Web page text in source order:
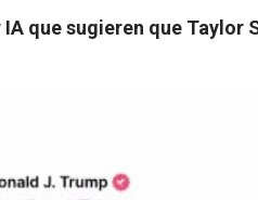
que sugieren que